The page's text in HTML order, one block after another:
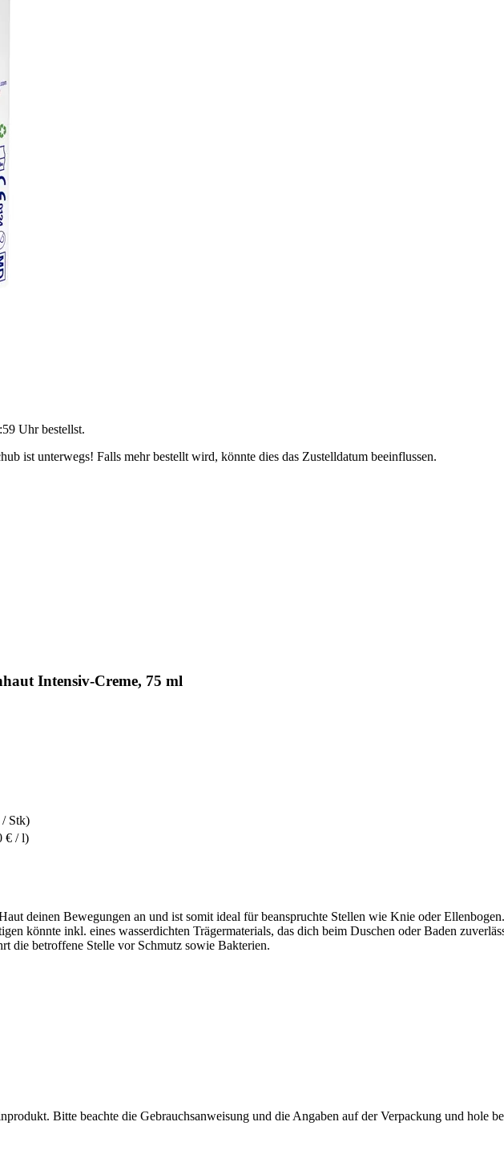
Uhrbestellst.
ist unterwegs! Falls mehr bestellt wird, könnte dies das Zustelldatum beeinflussen.
Intensiv-Creme, 75 ml
Stk)
€ / l)
deinen Bewegungen an und ist somit ideal für beanspruchte Stellen wie Knie oder
könnte inkl. eines wasserdichten Trägermaterials, das dich beim Duschen oder Baden
die betroffene Stelle vor Schmutz sowie Bakterien.
Bitte beachte die Gebrauchsanweisung und die Angaben auf der Verpackung und hole